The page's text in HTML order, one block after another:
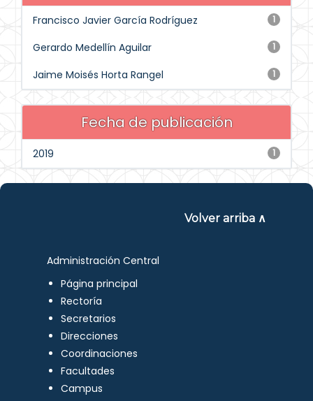
1
Francisco Javier García Rodríguez
1
Gerardo Medellín Aguilar
1
Jaime Moisés Horta Rangel
Fecha de publicación
1
2019
Volver arriba ∧
Administración Central
Página principal
Rectoría
Secretarios
Direcciones
Coordinaciones
Facultades
Campus